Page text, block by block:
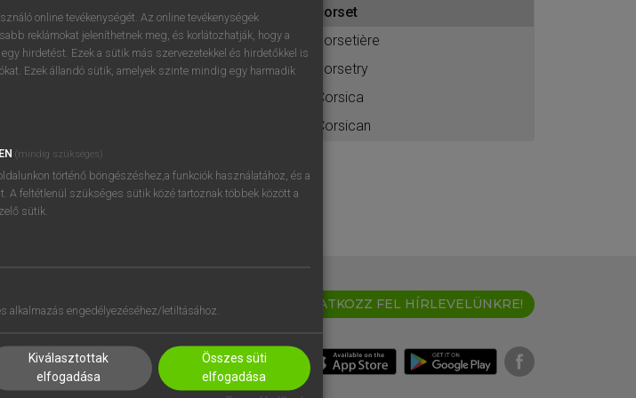
próbaverziójának elindításához
regisztrálok ésbelépek.
REGISZTRÁCIÓ
corset
corsetière
corsetry
Corsica
Corsican
IRATKOZZ FEL HÍRLEVELÜNKRE!
online tevékenységét. Az online tevékenységek
reklámokat jeleníthetnek meg, és korlátozhatják, hogy a
hirdetést. Ezek a sütik más szervezetekkel és hirdetőkkel is
Ezek állandó sütik, amelyek szinte mindig egy harmadik
(mindig szükséges)
történő böngészéshez,a funkciók használatához, és a
A feltétlenül szükséges sütik közé tartoznak többek között a
sütik.
alkalmazás engedélyezéséhez/letiltásához.
Kiválasztottak
elfogadása
Összes süti
elfogadása